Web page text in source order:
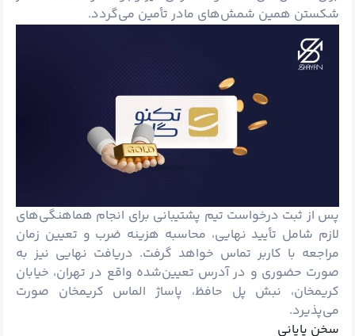
شکستن همین شمش‌های مادر تأمین می‌گردد.
پس از ثبت درخواست تیم پشتیبانی برای انجام هماهنگی‌های
لازم شامل تأیید نهایی، محاسبه هزینه ضرب و تعیین زمان
مراجعه با کاربر تماس خواهد گرفت. دریافت نهایی نیز به‌
صورت حضوری و در آدرس تعیین‌شده واقع در تهران، خیابان
کریمخان، نبش پل حافظ، پاساژ الماس کریمخان صورت
می‌پذیرد.
سخن پایانی